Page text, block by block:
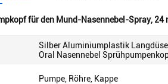
für den Mund-Nasennebel-Spray, 24
Silber Aluminiumplastik Langdüse
Oral Nasennebel
Pumpe, Röhre, Kappe